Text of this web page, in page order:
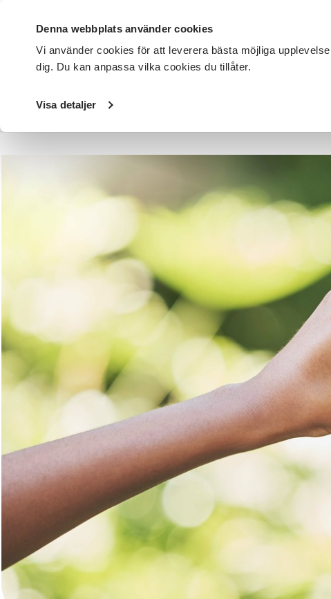
Denna webbplats använder cookies
Vi använder cookies för att leverera bästa möjliga
dig. Du kan anpassa vilka cookies du tillåter.
Visa detaljer
DET HÄR GÖR VI FÖR DIG SOM SÖK KURSER OCH EVENEMANG
Startsida / Avdelningar